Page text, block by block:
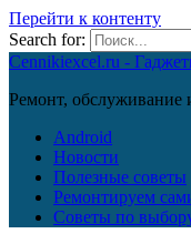
Перейти к контенту
Search for:
Cennikiexcel.ru -
Ремонт, обслуживание
Android
Новости
Полезные советы
Ремонтируем
Советы по